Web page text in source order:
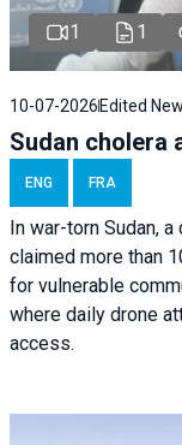
1 1
10-07-2026 Edited
Sudan cholera
ENG FRA
In war-torn Sudan,
claimed more than
for vulnerable
where daily drone
access.